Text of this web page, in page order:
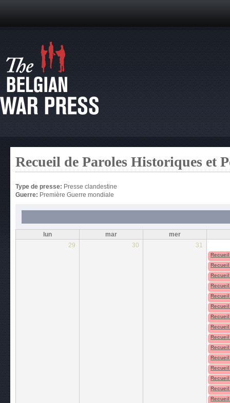
Recueil de Paroles Historiques et
Type de presse: Presse clandestine
Guerre: Première Guerre mondiale
lun mar
mer
29
30 31